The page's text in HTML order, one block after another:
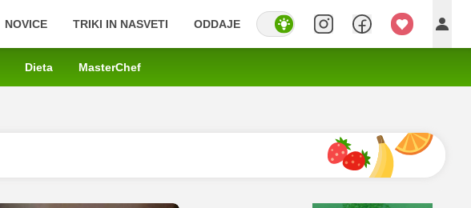
NOVICE TRIKI IN NASVETI ODDAJE
Dieta MasterChef